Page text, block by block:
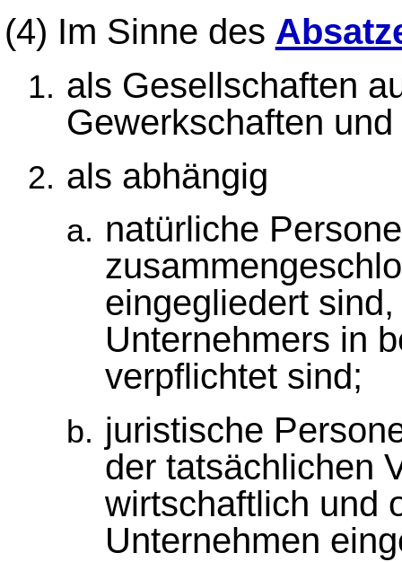
(4) Im Sinne des
als Gesellschaften
Gewerkschaften und
als abhängig
natürliche
eingegliedert
Unternehmers in
verpflichtet sind;
juristische
der tatsächlichen
wirtschaftlich und
Unternehmen